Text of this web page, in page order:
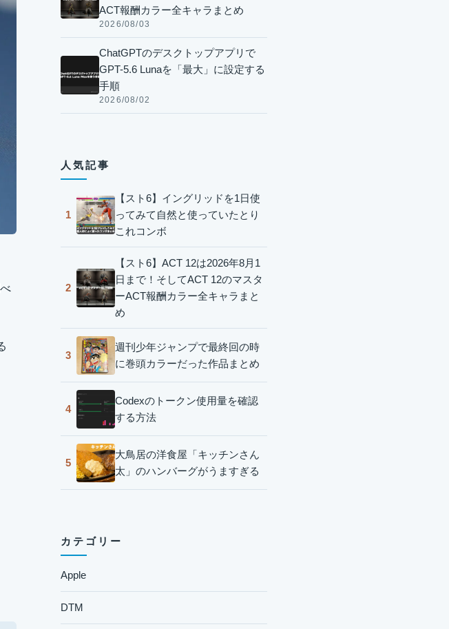
ACT報酬カラー全キャラまとめ
2026/08/03
ChatGPTのデスクトップアプリで
GPT-5.6 Lunaを「最大」に設定する
手順
2026/08/02
人気記事
1
【スト6】イングリッドを1日使
ってみて自然と使っていたとり
これコンボ
2
【スト6】ACT 12は2026年8月1
日まで！そしてACT 12のマスタ
ーACT報酬カラー全キャラまと
め
3
週刊少年ジャンプで最終回の時
に巻頭カラーだった作品まとめ
4
Codexのトークン使用量を確認
する方法
5
大鳥居の洋食屋「キッチンさん
太」のハンバーグがうますぎる
カテゴリー
Apple
DTM